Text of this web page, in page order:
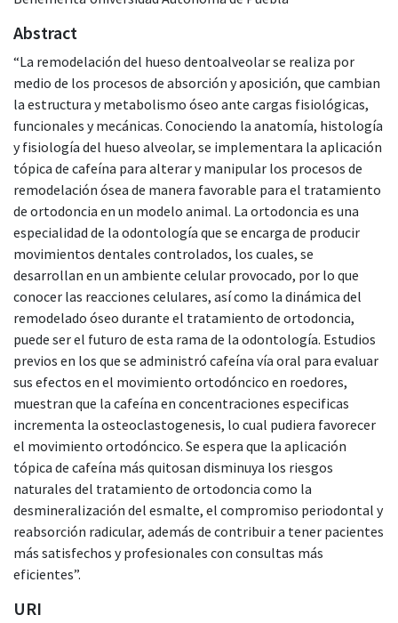
Abstract
“La remodelación del hueso dentoalveolar se realiza por
medio de los procesos de absorción y aposición, que cambian
la estructura y metabolismo óseo ante cargas fisiológicas,
funcionales y mecánicas. Conociendo la anatomía, histología
y fisiología del hueso alveolar, se implementara la aplicación
tópica de cafeína para alterar y manipular los procesos de
remodelación ósea de manera favorable para el tratamiento
de ortodoncia en un modelo animal. La ortodoncia es una
especialidad de la odontología que se encarga de producir
movimientos dentales controlados, los cuales, se
desarrollan en un ambiente celular provocado, por lo que
conocer las reacciones celulares, así como la dinámica del
remodelado óseo durante el tratamiento de ortodoncia,
puede ser el futuro de esta rama de la odontología. Estudios
previos en los que se administró cafeína vía oral para evaluar
sus efectos en el movimiento ortodóncico en roedores,
muestran que la cafeína en concentraciones especificas
incrementa la osteoclastogenesis, lo cual pudiera favorecer
el movimiento ortodóncico. Se espera que la aplicación
tópica de cafeína más quitosan disminuya los riesgos
naturales del tratamiento de ortodoncia como la
desmineralización del esmalte, el compromiso periodontal y
reabsorción radicular, además de contribuir a tener pacientes
más satisfechos y profesionales con consultas más
eficientes”.
URI